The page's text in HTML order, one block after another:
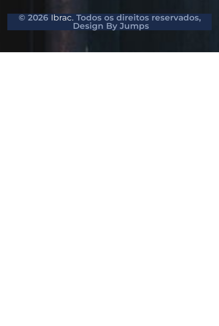
© 2026 Ibrac. Todos os direitos reservados,
Design By Jumps